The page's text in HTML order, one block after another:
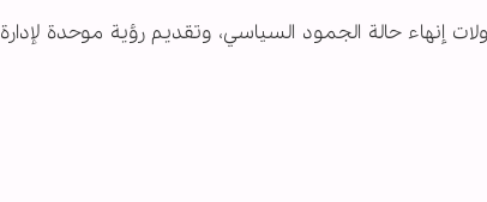
إنهاء حالة الجمود السياسي، وتقديم رؤية موحدة لإدارة